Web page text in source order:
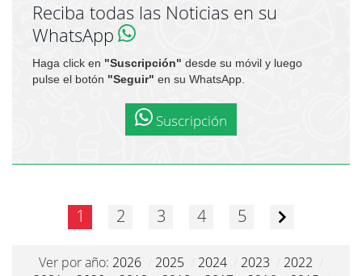
Reciba todas las Noticias en su
WhatsApp
Haga click en "Suscripción" desde su móvil y luego
pulse el botón "Seguir" en su WhatsApp.
Suscripción
1 2 3 4 5
Ver por año: 2026 2025 2024 2023 2022